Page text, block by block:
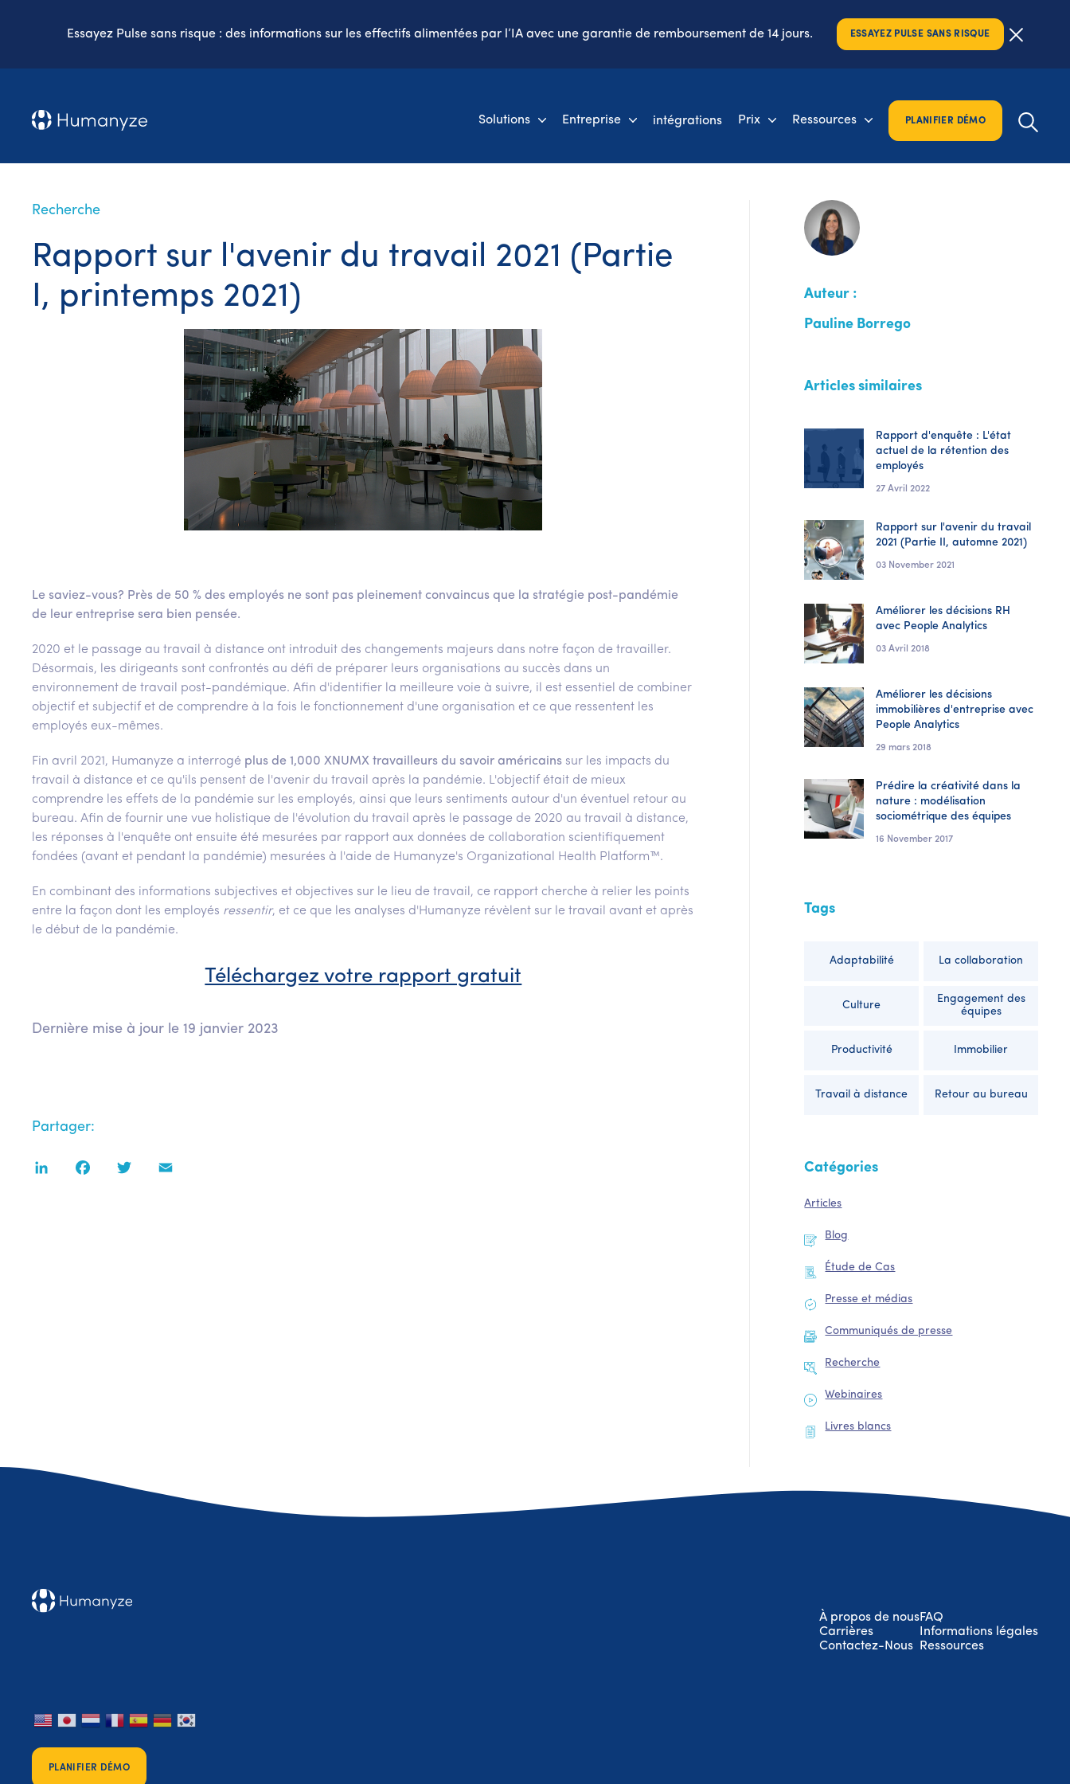
Essayez Pulse sans risque : des informations sur les effectifs alimentées par l’IA avec une garantie de remboursement de 14 jours. ESSAYEZ PULSE SANS RISQUE
Solutions Entreprise intégrations Prix Ressources PLANIFIER DÉMO
Recherche
Rapport sur l'avenir du travail 2021 (Partie
I, printemps 2021)
Le saviez-vous? Près de 50 % des employés ne sont pas pleinement convaincus que la stratégie post-pandémie
de leur entreprise sera bien pensée.
2020 et le passage au travail à distance ont introduit des changements majeurs dans notre façon de travailler.
Désormais, les dirigeants sont confrontés au défi de préparer leurs organisations au succès dans un
environnement de travail post-pandémique. Afin d'identifier la meilleure voie à suivre, il est essentiel de combiner
objectif et subjectif et de comprendre à la fois le fonctionnement d'une organisation et ce que ressentent les
employés eux-mêmes.
Fin avril 2021, Humanyze a interrogé plus de 1,000 XNUMX travailleurs du savoir américains sur les impacts du
travail à distance et ce qu'ils pensent de l'avenir du travail après la pandémie. L'objectif était de mieux
comprendre les effets de la pandémie sur les employés, ainsi que leurs sentiments autour d'un éventuel retour au
bureau. Afin de fournir une vue holistique de l'évolution du travail après le passage de 2020 au travail à distance,
les réponses à l'enquête ont ensuite été mesurées par rapport aux données de collaboration scientifiquement
fondées (avant et pendant la pandémie) mesurées à l'aide de Humanyze's Organizational Health Platform™.
En combinant des informations subjectives et objectives sur le lieu de travail, ce rapport cherche à relier les points
entre la façon dont les employés ressentir, et ce que les analyses d'Humanyze révèlent sur le travail avant et après
le début de la pandémie.
Téléchargez votre rapport gratuit
Dernière mise à jour le 19 janvier 2023
Partager:
LinkedIn FacebookTwitter
Auteur :
Pauline Borrego
Articles similaires
Rapport d'enquête : L'état
actuel de la rétention des
employés
27 Avril 2022
Rapport sur l'avenir du travail
2021 (Partie II, automne 2021)
03 November 2021
Améliorer les décisions RH
avec People Analytics
03 Avril 2018
Améliorer les décisions
immobilières d'entreprise avec
People Analytics
29 mars 2018
Prédire la créativité dans la
nature : modélisation
sociométrique des équipes
16 November 2017
Tags
Adaptabilité La collaboration
Culture
Engagement des
équipes
Productivité Immobilier
Travail à distance Retour au bureau
Catégories
Articles
Blog
Étude de Cas
Presse et médias
Communiqués de presse
Recherche
Webinaires
Livres blancs
PLANIFIER DÉMO
À propos de nous
Carrières
Contactez-Nous
FAQ
Informations légales
Ressources